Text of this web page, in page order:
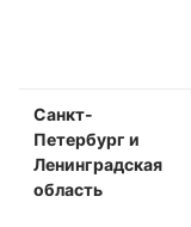
Санкт-
Петербург и
Ленинградская
область